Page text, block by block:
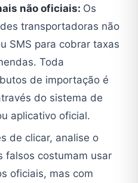
não oficiais: Os
transportadoras não
SMS para cobrar taxas
Toda
de importação é
do sistema de
aplicativo oficial.
de clicar, analise o
falsos costumam usar
oficiais, mas com